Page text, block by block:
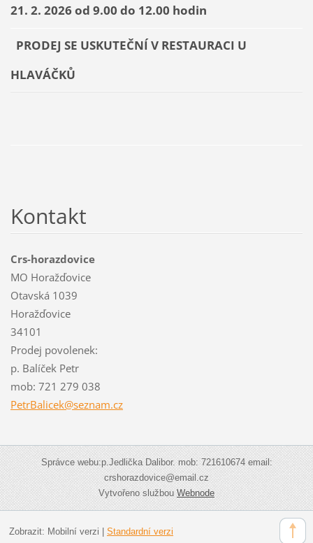
21. 2. 2026 od 9.00 do 12.00 hodin
PRODEJ SE USKUTEČNÍ V RESTAURACI U
HLAVÁČKŮ
Kontakt
Crs-horazdovice
MO Horažďovice
Otavská 1039
Horažďovice
34101
Prodej povolenek:
p. Balíček Petr
mob: 721 279 038
PetrBalicek@seznam.cz
Správce webu:p.Jedlička Dalibor. mob: 721610674 email:
crshorazdovice@email.cz
Vytvořeno službouWebnode
Zobrazit: Mobilní verzi Standardní verzi